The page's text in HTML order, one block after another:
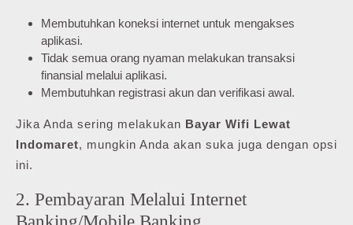
Membutuhkan koneksi internet untuk mengakses
aplikasi.
Tidak semua orang nyaman melakukan transaksi
finansial melalui aplikasi.
Membutuhkan registrasi akun dan verifikasi awal.
Jika Anda sering melakukan Bayar Wifi Lewat
Indomaret, mungkin Anda akan suka juga dengan opsi
ini.
2. Pembayaran Melalui Internet